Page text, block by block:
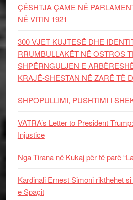
ÇËSHTJA ÇAME NË
NË VITIN 1921
300 VJET KUJTESË DHE
RRUMBULLAKËT NË OSTROS
SHPËRNGULJEN E
KRAJË-SHESTAN NË ZARË TË
SHPOPULLIMI, PUSHTIMI I
VATRA’s Letter to President
Injustice
Nga Tirana në Kukaj për të parë
Kardinali Ernest Simoni rikthehet
e Spaçit